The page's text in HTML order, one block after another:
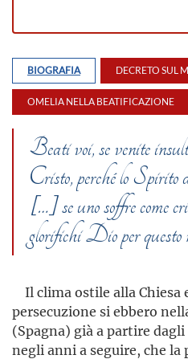
BIOGRAFIA DECRETO SUL
OMELIA NELLA BEATIFICAZIONE
Beati voi, se venite
Cristo, perché lo
[…] se uno soffre come
glorifichi Dio per
Il clima ostile alla Chiesa
persecuzione si ebbero
(Spagna) già a partire
negli anni a seguire, che la